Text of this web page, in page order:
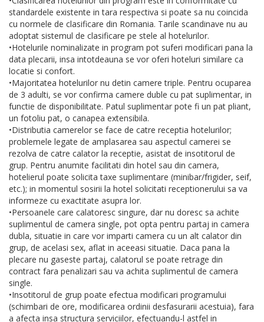
standardele existente in tara respectiva si poate sa nu coincida
cu normele de clasificare din Romania. Tarile scandinave nu au
adoptat sistemul de clasificare pe stele al hotelurilor.
•Hotelurile nominalizate in program pot suferi modificari pana la
data plecarii, insa intotdeauna se vor oferi hoteluri similare ca
locatie si confort.
•Majoritatea hotelurilor nu detin camere triple. Pentru ocuparea
de 3 adulti, se vor confirma camere duble cu pat suplimentar, in
functie de disponibilitate. Patul suplimentar pote fi un pat pliant,
un fotoliu pat, o canapea extensibila.
•Distributia camerelor se face de catre receptia hotelurilor;
problemele legate de amplasarea sau aspectul camerei se
rezolva de catre calator la receptie, asistat de insotitorul de
grup. Pentru anumite facilitati din hotel sau din camera,
hotelierul poate solicita taxe suplimentare (minibar/frigider, seif,
etc.); in momentul sosirii la hotel solicitati receptionerului sa va
informeze cu exactitate asupra lor.
•Persoanele care calatoresc singure, dar nu doresc sa achite
suplimentul de camera single, pot opta pentru partaj in camera
dubla, situatie in care vor imparti camera cu un alt calator din
grup, de acelasi sex, aflat in aceeasi situatie. Daca pana la
plecare nu gaseste partaj, calatorul se poate retrage din
contract fara penalizari sau va achita suplimentul de camera
single.
•Insotitorul de grup poate efectua modificari programului
(schimbari de ore, modificarea ordinii desfasurarii acestuia), fara
a afecta insa structura serviciilor, efectuandu-l astfel in